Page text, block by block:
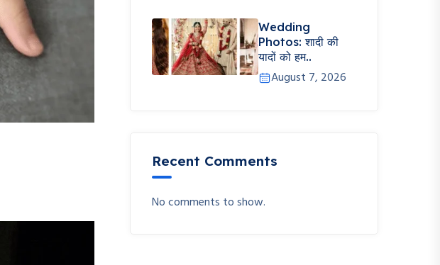
Wedding
Photos: शादी की
यादों को हम..
August 7, 2026
Recent Comments
No comments to show.